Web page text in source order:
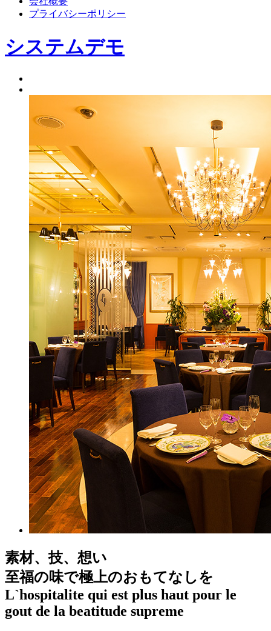
プライバシーポリシー
システムデモ
素材、技、想い
至福の味で極上のおもてなしを
L`hospitalite qui est plus haut pour le
gout de la beatitude supreme